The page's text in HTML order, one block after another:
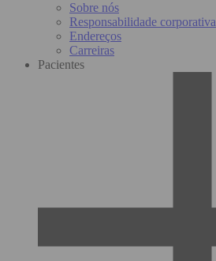
Sobre nós
Responsabilidade corporativa
Endereços
Carreiras
Pacientes